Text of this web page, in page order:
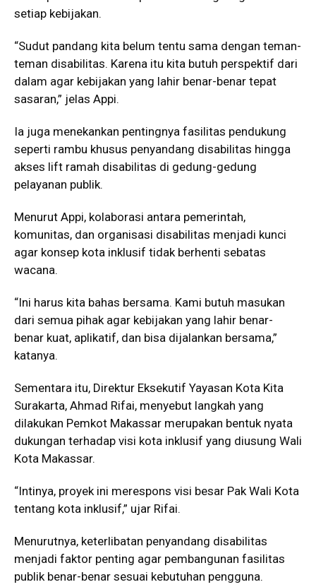
setiap kebijakan.
“Sudut pandang kita belum tentu sama dengan teman-
teman disabilitas. Karena itu kita butuh perspektif dari
dalam agar kebijakan yang lahir benar-benar tepat
sasaran,” jelas Appi.
Ia juga menekankan pentingnya fasilitas pendukung
seperti rambu khusus penyandang disabilitas hingga
akses lift ramah disabilitas di gedung-gedung
pelayanan publik.
Menurut Appi, kolaborasi antara pemerintah,
komunitas, dan organisasi disabilitas menjadi kunci
agar konsep kota inklusif tidak berhenti sebatas
wacana.
“Ini harus kita bahas bersama. Kami butuh masukan
dari semua pihak agar kebijakan yang lahir benar-
benar kuat, aplikatif, dan bisa dijalankan bersama,”
katanya.
Sementara itu, Direktur Eksekutif Yayasan Kota Kita
Surakarta, Ahmad Rifai, menyebut langkah yang
dilakukan Pemkot Makassar merupakan bentuk nyata
dukungan terhadap visi kota inklusif yang diusung Wali
Kota Makassar.
“Intinya, proyek ini merespons visi besar Pak Wali Kota
tentang kota inklusif,” ujar Rifai.
Menurutnya, keterlibatan penyandang disabilitas
menjadi faktor penting agar pembangunan fasilitas
publik benar-benar sesuai kebutuhan pengguna.